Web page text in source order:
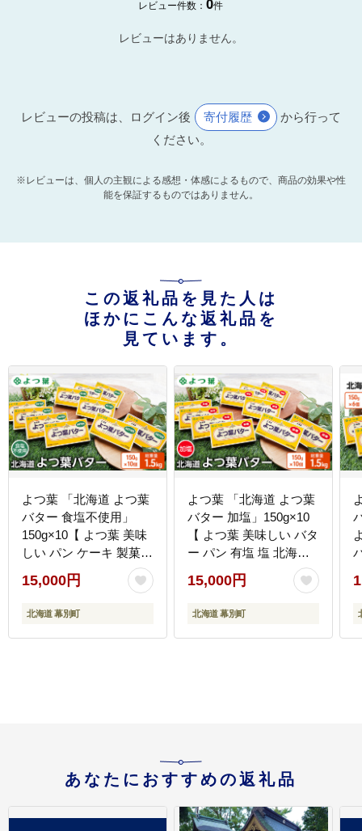
レビュー件数：0件
レビューはありません。
レビューの投稿は、ログイン後 寄付履歴
から行って
ください。
※レビューは、個人の主観による感想・体感によるもので、商品の効果や性
能を保証するものではありません。
この返礼品を見た人は
ほかにこんな返礼品を
見ています。
よつ葉 「北海道 よつ葉
バター 食塩不使用」
150g×10【 よつ葉 美味
しい パン ケーキ 製菓
お菓子 無塩 塩 北海道
十勝 幕別 】
15,000円
北海道 幕別町
よつ葉 「北海道 よつ葉
バター 加塩」150g×10
【 よつ葉 美味しい バタ
ー パン 有塩 塩 北海道
十勝 幕別 】
15,000円
北海道 幕別町
あなたにおすすめの返礼品